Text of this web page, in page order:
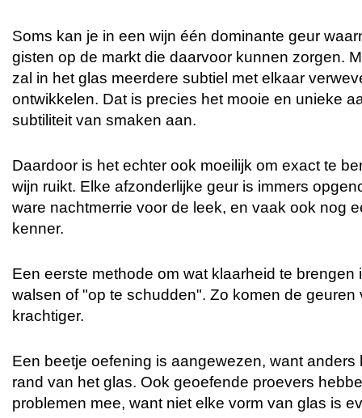
Soms kan je in een wijn één dominante geur
gisten op de markt die daarvoor kunnen zorgen.
zal in het glas meerdere subtiel met elkaar
ontwikkelen. Dat is precies het mooie en unieke
subtiliteit van smaken aan.
Daardoor is het echter ook moeilijk om exact te
wijn ruikt. Elke afzonderlijke geur is immers
ware nachtmerrie voor de leek, en vaak ook nog
kenner.
Een eerste methode om wat klaarheid te brengen
walsen of "op te schudden". Zo komen de geuren
krachtiger.
Een beetje oefening is aangewezen, want anders
rand van het glas. Ook geoefende proevers
problemen mee, want niet elke vorm van glas is